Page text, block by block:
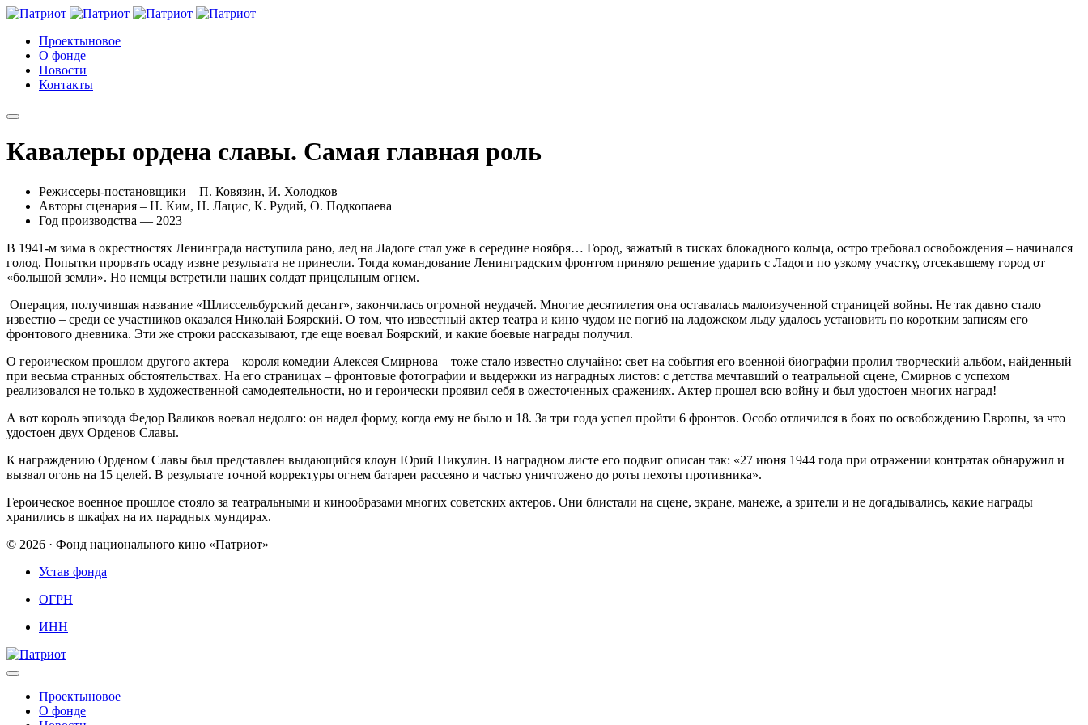
Проектыновое
О фонде
Новости
Контакты
Кавалеры ордена славы. Самая главная роль
Режиссеры-постановщики – П. Ковязин, И. Холодков
Авторы сценария – Н. Ким, Н. Лацис, К. Рудий, О. Подкопаева
Год производства — 2023
В 1941-м зима в окрестностях Ленинграда наступила рано, лед на Ладоге стал уже в середине ноября… Город, зажатый в тисках блокадного кольца, остро требовал освобождения – начинался
голод. Попытки прорвать осаду извне результата не принесли. Тогда командование Ленинградским фронтом приняло решение ударить с Ладоги по узкому участку, отсекавшему город от
«большой земли». Но немцы встретили наших солдат прицельным огнем.
Операция, получившая название «Шлиссельбурский десант», закончилась огромной неудачей. Многие десятилетия она оставалась малоизученной страницей войны. Не так давно стало
известно – среди ее участников оказался Николай Боярский. О том, что известный актер театра и кино чудом не погиб на ладожском льду удалось установить по коротким записям его
фронтового дневника. Эти же строки рассказывают, где еще воевал Боярский, и какие боевые награды получил.
О героическом прошлом другого актера – короля комедии Алексея Смирнова – тоже стало известно случайно: свет на события его военной биографии пролил творческий альбом, найденный
при весьма странных обстоятельствах. На его страницах – фронтовые фотографии и выдержки из наградных листов: с детства мечтавший о театральной сцене, Смирнов с успехом
реализовался не только в художественной самодеятельности, но и героически проявил себя в ожесточенных сражениях. Актер прошел всю войну и был удостоен многих наград!
А вот король эпизода Федор Валиков воевал недолго: он надел форму, когда ему не было и 18. За три года успел пройти 6 фронтов. Особо отличился в боях по освобождению Европы, за что
удостоен двух Орденов Славы.
К награждению Орденом Славы был представлен выдающийся клоун Юрий Никулин. В наградном листе его подвиг описан так: «27 июня 1944 года при отражении контратак обнаружил и
вызвал огонь на 15 целей. В результате точной корректуры огнем батареи рассеяно и частью уничтожено до роты пехоты противника».
Героическое военное прошлое стояло за театральными и кинообразами многих советских актеров. Они блистали на сцене, экране, манеже, а зрители и не догадывались, какие награды
хранились в шкафах на их парадных мундирах.
© 2026 · Фонд национального кино «Патриот»
Устав фонда
ОГРН
ИНН
Проектыновое
О фонде